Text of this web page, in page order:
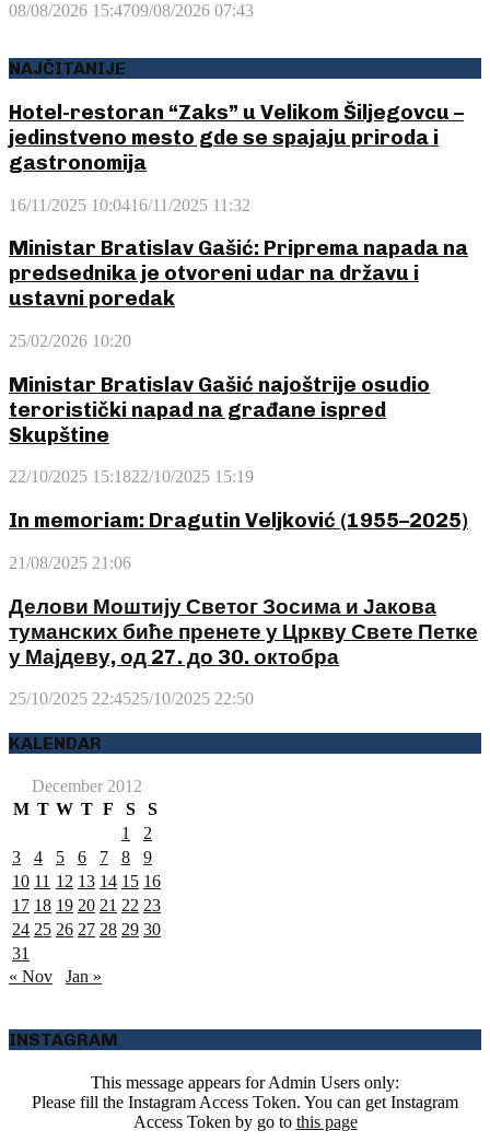
08/08/2026 15:4709/08/2026 07:43
NAJČITANIJE
Hotel-restoran “Zaks” u Velikom Šiljegovcu –
jedinstveno mesto gde se spajaju priroda i
gastronomija
16/11/2025 10:0416/11/2025 11:32
Ministar Bratislav Gašić: Priprema napada na
predsednika je otvoreni udar na državu i
ustavni poredak
25/02/2026 10:20
Ministar Bratislav Gašić najoštrije osudio
teroristički napad na građane ispred
Skupštine
22/10/2025 15:1822/10/2025 15:19
In memoriam: Dragutin Veljković (1955–2025)
21/08/2025 21:06
Делови Моштију Светог Зосима и Јакова
туманских биће пренете у Цркву Свете Петке
у Мајдеву, од 27. до 30. октобра
25/10/2025 22:4525/10/2025 22:50
KALENDAR
December 2012
M T W T F S
S
1
2
3
4 5 6 7 8
9
10 11 12 13 14 15 16
17 18 19 20 21 22 23
24 25 26 27 28 29 30
31
« Nov
Jan »
INSTAGRAM
This message appears for Admin Users only:
Please fill the Instagram Access Token. You can get Instagram
Access Token by go to this page